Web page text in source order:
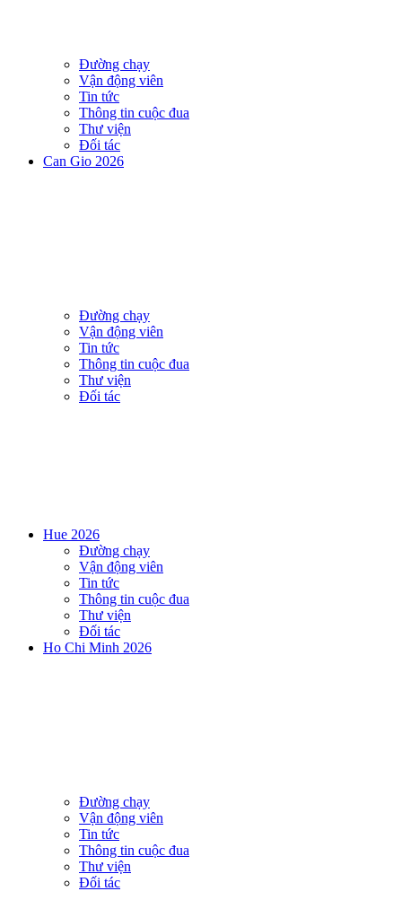
Đường chạy
Vận động viên
Tin tức
Thông tin cuộc đua
Thư viện
Đối tác
Can Gio 2026
Đường chạy
Vận động viên
Tin tức
Thông tin cuộc đua
Thư viện
Đối tác
Hue 2026
Đường chạy
Vận động viên
Tin tức
Thông tin cuộc đua
Thư viện
Đối tác
Ho Chi Minh 2026
Đường chạy
Vận động viên
Tin tức
Thông tin cuộc đua
Thư viện
Đối tác